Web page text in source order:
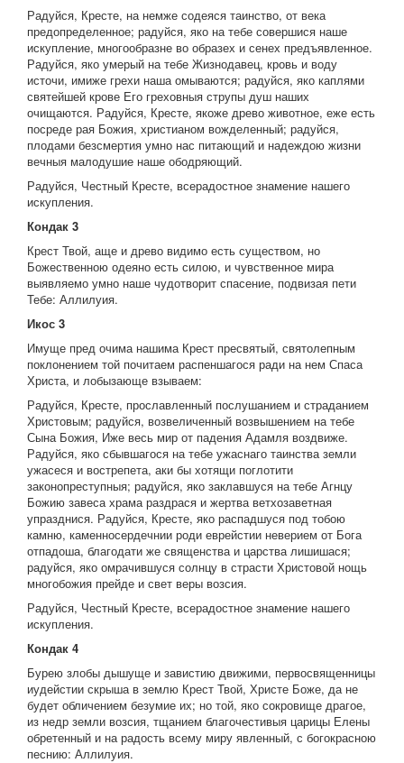
Радуйся, Кресте, на немже содеяся таинство, от века
предопределенное; радуйся, яко на тебе совершися наше
искупление, многообразне во образех и сенех предъявленное.
Радуйся, яко умерый на тебе Жизнодавец, кровь и воду
источи, имиже грехи наша омываются; радуйся, яко каплями
святейшей крове Его греховныя струпы душ наших
очищаются. Радуйся, Кресте, якоже древо животное, еже есть
посреде рая Божия, христианом вожделенный; радуйся,
плодами безсмертия умно нас питающий и надеждою жизни
вечныя малодушие наше ободряющий.
Радуйся, Честный Кресте, всерадостное знамение нашего
искупления.
Кондак 3
Крест Твой, аще и древо видимо есть существом, но
Божественною одеяно есть силою, и чувственное мира
выявляемо умно наше чудотворит спасение, подвизая пети
Тебе: Аллилуия.
Икос 3
Имуще пред очима нашима Крест пресвятый, святолепным
поклонением той почитаем распеншагося ради на нем Спаса
Христа, и лобызающе взываем:
Радуйся, Кресте, прославленный послушанием и страданием
Христовым; радуйся, возвеличенный возвышением на тебе
Сына Божия, Иже весь мир от падения Адамля воздвиже.
Радуйся, яко сбывшагося на тебе ужаснаго таинства земли
ужасеся и вострепета, аки бы хотящи поглотити
законопреступныя; радуйся, яко заклавшуся на тебе Агнцу
Божию завеса храма раздрася и жертва ветхозаветная
упразднися. Радуйся, Кресте, яко распадшуся под тобою
камню, каменносердечнии роди еврейстии неверием от Бога
отпадоша, благодати же священства и царства лишишася;
радуйся, яко омрачившуся солнцу в страсти Христовой нощь
многобожия прейде и свет веры возсия.
Радуйся, Честный Кресте, всерадостное знамение нашего
искупления.
Кондак 4
Бурею злобы дышуще и завистию движими, первосвященницы
иудейстии скрыша в землю Крест Твой, Христе Боже, да не
будет обличением безумие их; но той, яко сокровище драгое,
из недр земли возсия, тщанием благочестивыя царицы Елены
обретенный и на радость всему миру явленный, с богокрасною
песнию: Аллилуия.